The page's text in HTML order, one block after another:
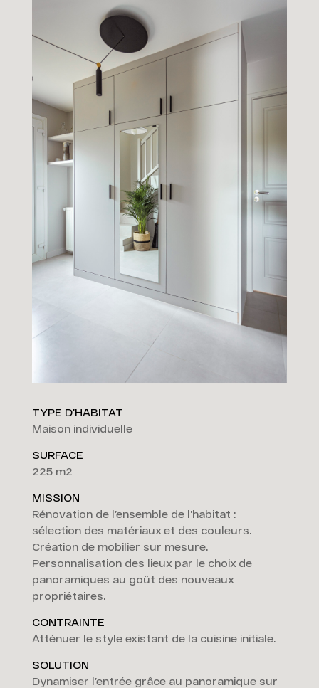
TYPE D’HABITAT
Maison individuelle
SURFACE
225 m2
MISSION
Rénovation de l’ensemble de l’habitat :
sélection des matériaux et des couleurs.
Création de mobilier sur mesure.
Personnalisation des lieux par le choix de
panoramiques au goût des nouveaux
propriétaires.
CONTRAINTE
Atténuer le style existant de la cuisine initiale.
SOLUTION
Dynamiser l’entrée grâce au panoramique sur